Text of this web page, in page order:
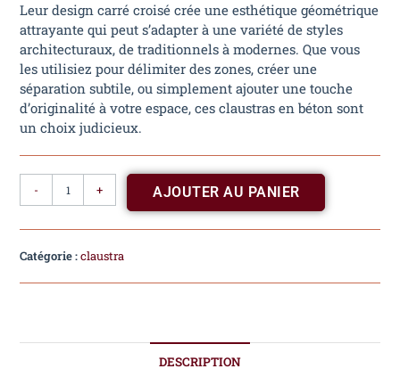
Leur design carré croisé crée une esthétique géométrique
attrayante qui peut s’adapter à une variété de styles
architecturaux, de traditionnels à modernes. Que vous
les utilisiez pour délimiter des zones, créer une
séparation subtile, ou simplement ajouter une touche
d’originalité à votre espace, ces claustras en béton sont
un choix judicieux.
- + AJOUTER AU PANIER
Catégorie :claustra
DESCRIPTION